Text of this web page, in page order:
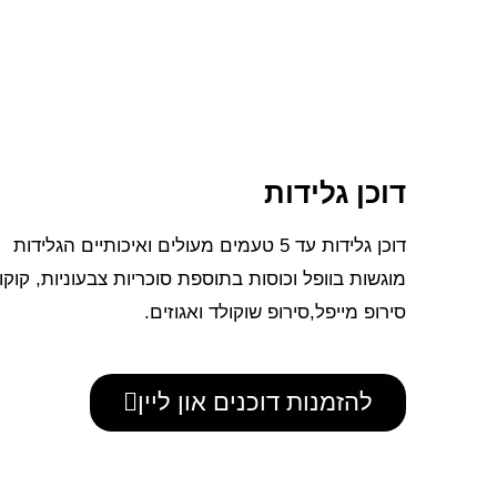
דוכן גלידות
דוכן גלידות עד 5 טעמים מעולים ואיכותיים הגלידות
מוגשות בוופל וכוסות בתוספת סוכריות צבעוניות,
סירופ מייפל,סירופ שוקולד ואגוזים.
להזמנות דוכנים און ליין